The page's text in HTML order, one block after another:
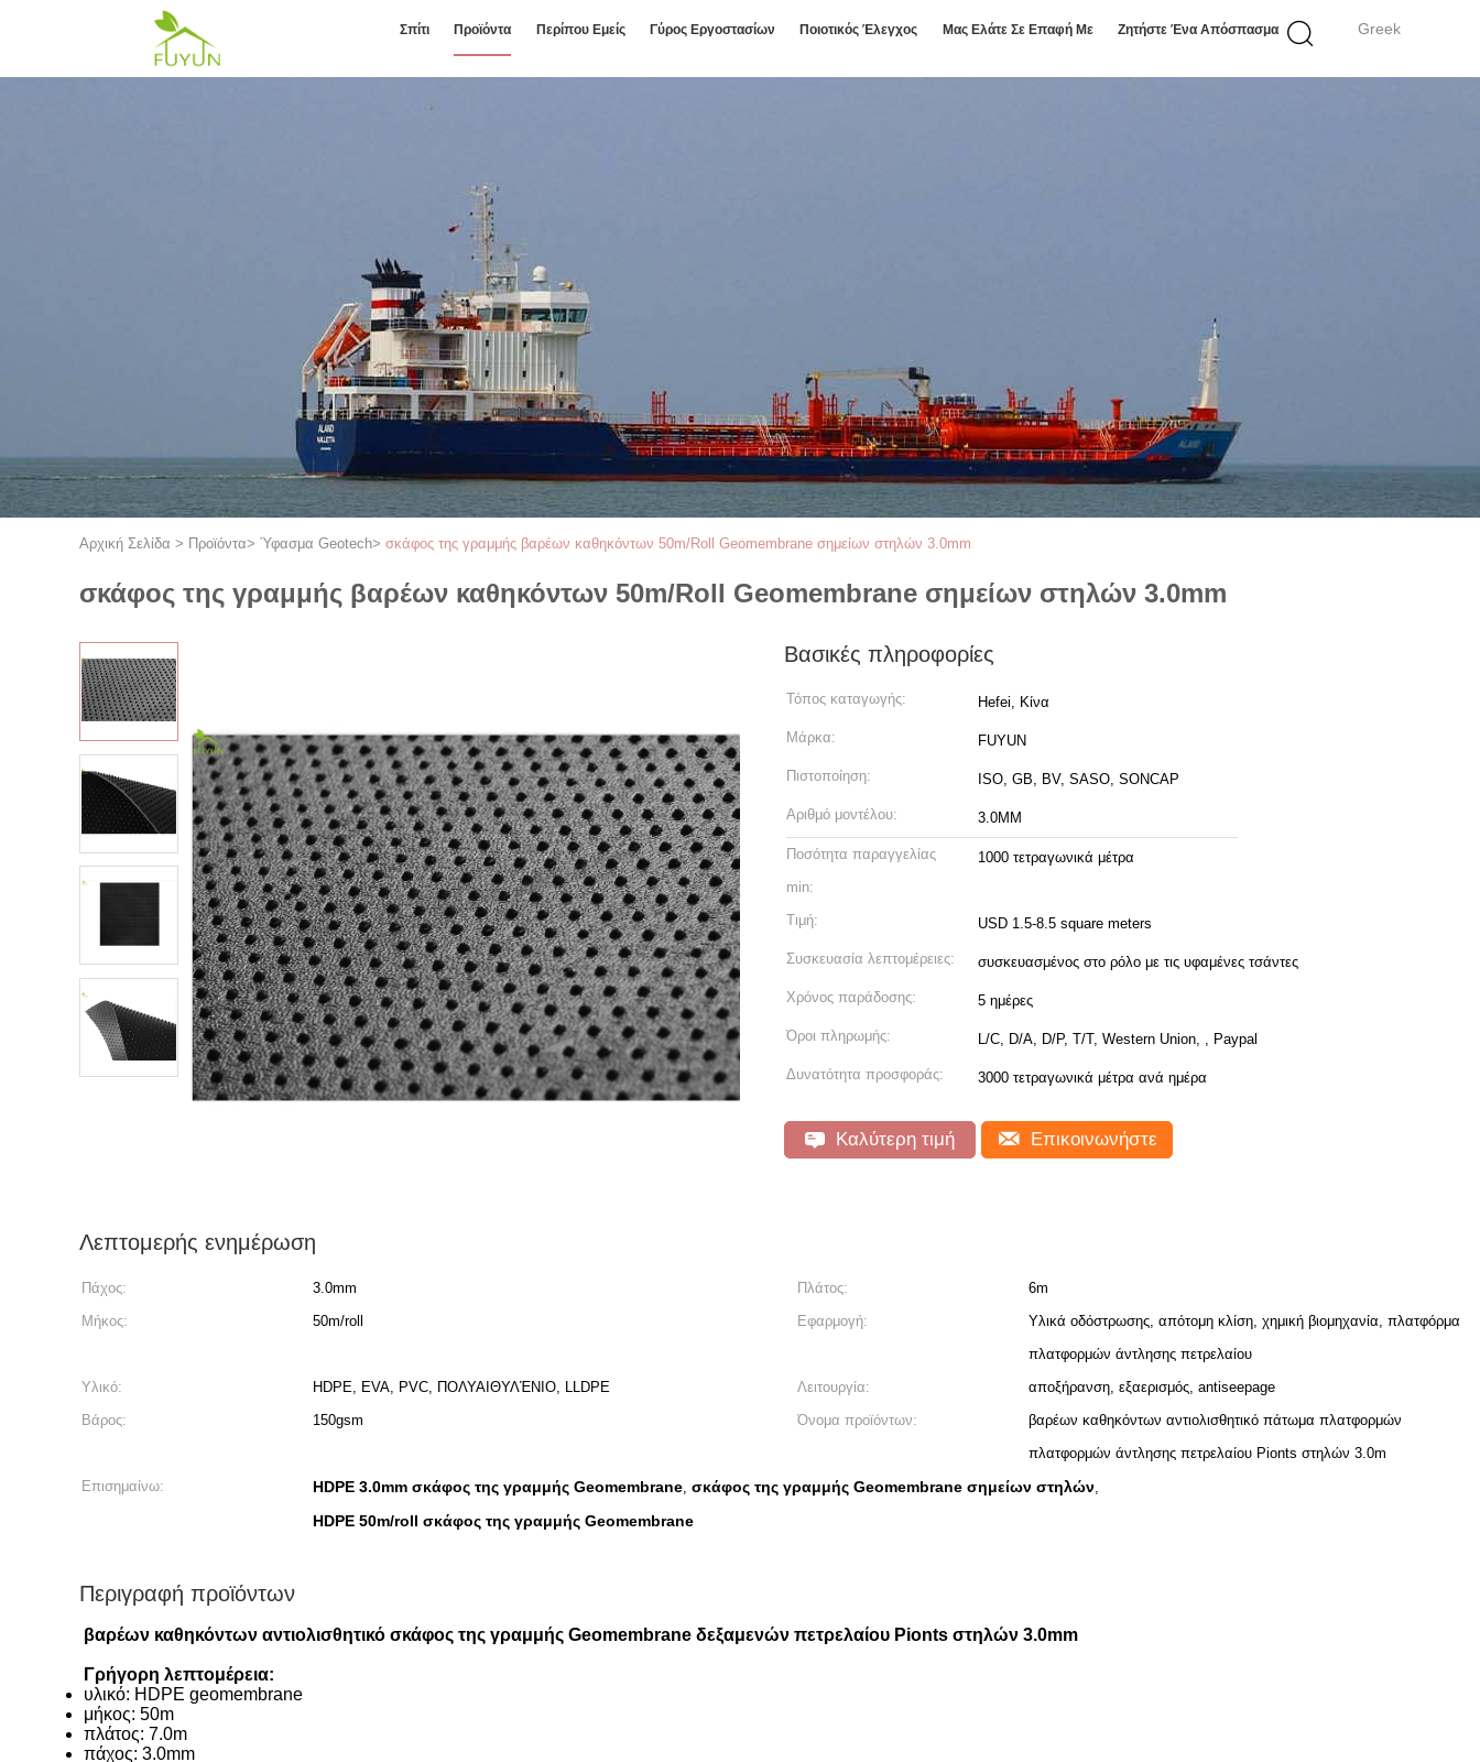
Greek
Σπίτι Προϊόντα Περίπου Εμείς Γύρος Εργοστασίων Ποιοτικός Έλεγχος Μας Ελάτε Σε Επαφή Με Ζητήστε Ένα Απόσπασμα
Αρχική Σελίδα > Προϊόντα> Ύφασμα Geotech> σκάφος της γραμμής βαρέων καθηκόντων 50m/Roll Geomembrane σημείων στηλών 3.0mm
σκάφος της γραμμής βαρέων καθηκόντων 50m/Roll Geomembrane σημείων στηλών 3.0mm
Βασικές πληροφορίες
Τόπος καταγωγής: Hefei, Κίνα
Μάρκα: FUYUN
Πιστοποίηση: ISO, GB, BV, SASO, SONCAP
Αριθμό μοντέλου: 3.0MM
Ποσότητα παραγγελίας
min:
1000 τετραγωνικά μέτρα
Τιμή: USD 1.5-8.5 square meters
Συσκευασία λεπτομέρειες: συσκευασμένος στο ρόλο με τις υφαμένες τσάντες
Χρόνος παράδοσης: 5 ημέρες
Όροι πληρωμής: L/C, D/A, D/P, T/T, Western Union, , Paypal
Δυνατότητα προσφοράς: 3000 τετραγωνικά μέτρα ανά ημέρα
Καλύτερη τιμή Επικοινωνήστε
Λεπτομερής ενημέρωση
Πάχος: 3.0mm Πλάτος:
6m
Μήκος:
50m/roll Εφαρμογή:
Υλικά οδόστρωσης, απότομη κλίση, χημική βιομηχανία, πλατφόρμα
πλατφορμών άντλησης πετρελαίου
Υλικό:
HDPE, EVA, PVC, ΠΟΛΥΑΙΘΥΛΈΝΙΟ, LLDPE Λειτουργία:
αποξήρανση, εξαερισμός, antiseepage
Βάρος:
150gsm Όνομα προϊόντων:
βαρέων καθηκόντων αντιολισθητικό πάτωμα πλατφορμών
πλατφορμών άντλησης πετρελαίου Pionts στηλών 3.0m
Επισημαίνω:
HDPE 3.0mm σκάφος της γραμμής Geomembrane, σκάφος της γραμμής Geomembrane σημείων στηλών,
HDPE 50m/roll σκάφος της γραμμής Geomembrane
Περιγραφή προϊόντων
βαρέων καθηκόντων αντιολισθητικό σκάφος της γραμμής Geomembrane δεξαμενών πετρελαίου Pionts στηλών 3.0mm
Γρήγορη λεπτομέρεια:
υλικό: HDPE geomembrane
μήκος: 50m
πλάτος: 7.0m
πάχος: 3.0mm